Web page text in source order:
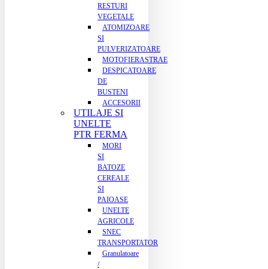
RESTURI
VEGETALE
ATOMIZOARE
SI
PULVERIZATOARE
MOTOFIERASTRAE
DESPICATOARE
DE
BUSTENI
ACCESORII
UTILAJE SI
UNELTE
PTR FERMA
MORI
SI
BATOZE
CEREALE
SI
PAIOASE
UNELTE
AGRICOLE
SNEC
TRANSPORTATOR
Granulatoare
/